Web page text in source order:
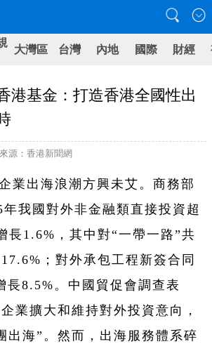
大灣區 台灣 內地 國際 財經
港基金：打造香港全國性出
源：香港新聞網
業出海浪潮方興未艾。商務部
我國對外非金融類直接投資超
長1.6%，其中對“一帶一路”共
；對外承包工程新簽合同
長8.5%。中國貿促會調查表
業擴大和維持對外投資意向，
出海”。然而，出海服務體系碎